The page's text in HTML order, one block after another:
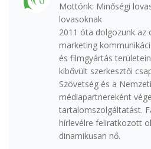
Mottónk: Minőségi
lovasoknak
2011 óta dolgozunk az
marketing
és filmgyártás
kibővült szerkesztői
Szövetség és a
médiapartnereként
tartalomszolgáltatást.
hírlevélre feliratkozott
dinamikusan nő.